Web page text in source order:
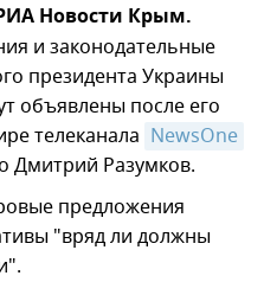
Новости Крым.
и законодательные
президента Украины
объявлены после его
телеканала NewsOne
Дмитрий Разумков.
предложения
"вряд ли должны